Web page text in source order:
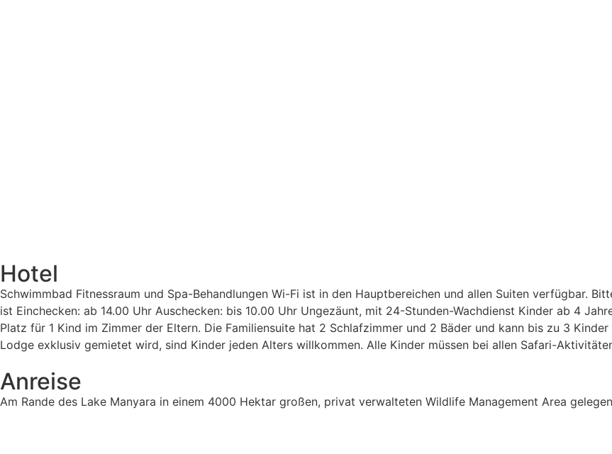
Hotel
Schwimmbad Fitnessraum und Spa-Behandlungen Wi-Fi ist in den Hauptbereichen und allen Suiten verfügbar.
ist Einchecken: ab 14.00 Uhr Auschecken: bis 10.00 Uhr Ungezäunt, mit 24-Stunden-Wachdienst Kinder ab 4
Platz für 1 Kind im Zimmer der Eltern. Die Familiensuite hat 2 Schlafzimmer und 2 Bäder und kann bis zu 3
Lodge exklusiv gemietet wird, sind Kinder jeden Alters willkommen. Alle Kinder müssen bei allen Safari-
Anreise
Am Rande des Lake Manyara in einem 4000 Hektar großen, privat verwalteten Wildlife Management Area